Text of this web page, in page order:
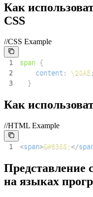
Как
CSS
//CSS Example
1 span {
2
content : \20AE;
3
}
Как
//HTML Example
1 <span>&#8366;</
Представление
на языках